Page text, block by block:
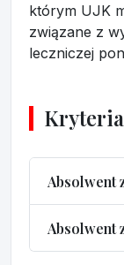
którym UJK
związane z
leczniczej
Absolwent
Absolwent